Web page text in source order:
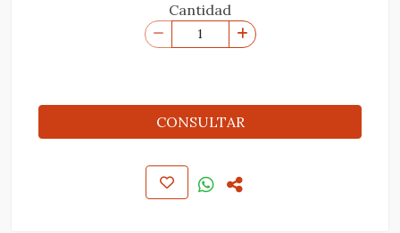
Cantidad
CONSULTAR